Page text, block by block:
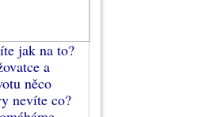
jak na to?
a
něco
nevíte co?